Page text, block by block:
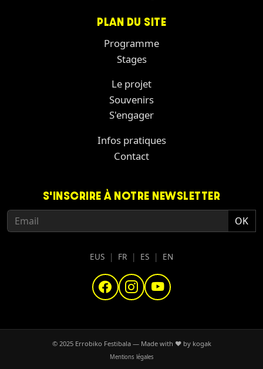
PLAN DU SITE
Programme
Stages
Le projet
Souvenirs
S'engager
Infos pratiques
Contact
S'INSCRIRE À NOTRE NEWSLETTER
EUS | FR | ES | EN
© 2025 Errobiko Festibala — Made with ❤by kogak
Mentions légales